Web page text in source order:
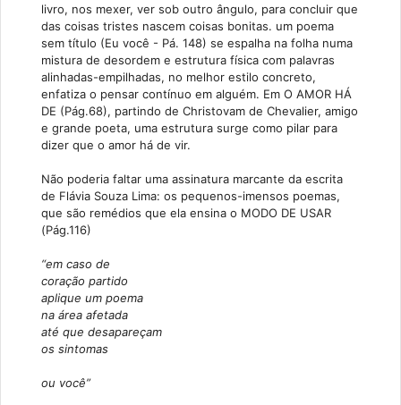
livro, nos mexer, ver sob outro ângulo, para concluir que
das coisas tristes nascem coisas bonitas. um poema
sem título (Eu você - Pá. 148) se espalha na folha numa
mistura de desordem e estrutura física com palavras
alinhadas-empilhadas, no melhor estilo concreto,
enfatiza o pensar contínuo em alguém. Em O AMOR HÁ
DE (Pág.68), partindo de Christovam de Chevalier, amigo
e grande poeta, uma estrutura surge como pilar para
dizer que o amor há de vir.
Não poderia faltar uma assinatura marcante da escrita
de Flávia Souza Lima: os pequenos-imensos poemas,
que são remédios que ela ensina o MODO DE USAR
(Pág.116)
“em caso de
coração partido
aplique um poema
na área afetada
até que desapareçam
os sintomas
ou você”